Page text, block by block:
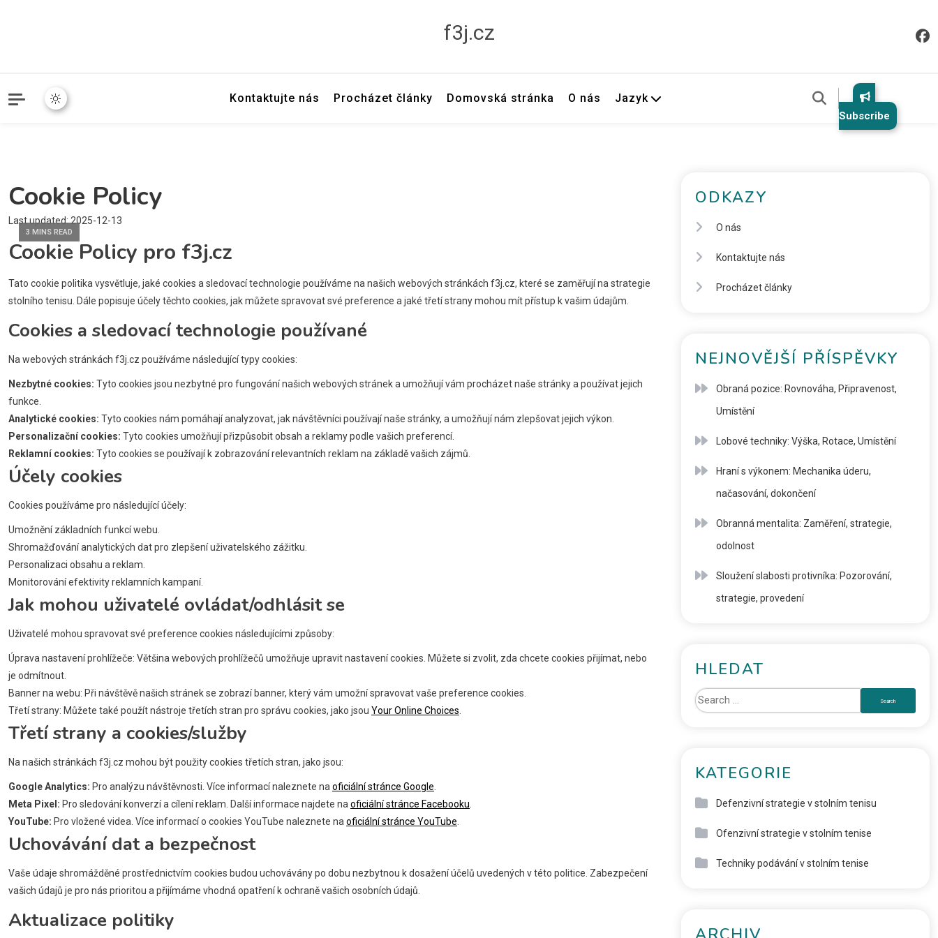
f3j.cz
Kontaktujte nás Procházet články Domovská stránka O nás Jazyk
Subscribe
Cookie Policy
3 MINS READ
Last updated: 2025-12-13
Cookie Policy pro f3j.cz
Tato cookie politika vysvětluje, jaké cookies a sledovací technologie používáme na našich webových stránkách f3j.cz, které se zaměřují na strategie
stolního tenisu. Dále popisuje účely těchto cookies, jak můžete spravovat své preference a jaké třetí strany mohou mít přístup k vašim údajům.
Cookies a sledovací technologie používané
Na webových stránkách f3j.cz používáme následující typy cookies:
Nezbytné cookies: Tyto cookies jsou nezbytné pro fungování našich webových stránek a umožňují vám procházet naše stránky a používat jejich
funkce.
Analytické cookies: Tyto cookies nám pomáhají analyzovat, jak návštěvníci používají naše stránky, a umožňují nám zlepšovat jejich výkon.
Personalizační cookies: Tyto cookies umožňují přizpůsobit obsah a reklamy podle vašich preferencí.
Reklamní cookies: Tyto cookies se používají k zobrazování relevantních reklam na základě vašich zájmů.
Účely cookies
Cookies používáme pro následující účely:
Umožnění základních funkcí webu.
Shromažďování analytických dat pro zlepšení uživatelského zážitku.
Personalizaci obsahu a reklam.
Monitorování efektivity reklamních kampaní.
Jak mohou uživatelé ovládat/odhlásit se
Uživatelé mohou spravovat své preference cookies následujícími způsoby:
Úprava nastavení prohlížeče: Většina webových prohlížečů umožňuje upravit nastavení cookies. Můžete si zvolit, zda chcete cookies přijímat, nebo
je odmítnout.
Banner na webu: Při návštěvě našich stránek se zobrazí banner, který vám umožní spravovat vaše preference cookies.
Třetí strany: Můžete také použít nástroje třetích stran pro správu cookies, jako jsou Your Online Choices
Třetí strany a cookies/služby
Na našich stránkách f3j.cz mohou být použity cookies třetích stran, jako jsou:
Google Analytics: Pro analýzu návštěvnosti. Více informací naleznete na oficiální stránce Google
Meta Pixel: Pro sledování konverzí a cílení reklam. Další informace najdete na oficiální stránce Facebooku
YouTube: Pro vložené videa. Více informací o cookies YouTube naleznete na oficiální stránce YouTube
Uchovávání dat a bezpečnost
Vaše údaje shromážděné prostřednictvím cookies budou uchovávány po dobu nezbytnou k dosažení účelů uvedených v této politice. Zabezpečení
vašich údajů je pro nás prioritou a přijímáme vhodná opatření k ochraně vašich osobních údajů.
Aktualizace politiky
ODKAZY
O nás
Kontaktujte nás
Procházet články
NEJNOVĚJŠÍ PŘÍSPĚVKY
Obraná pozice: Rovnováha, Připravenost,
Umístění
Lobové techniky: Výška, Rotace, Umístění
Hraní s výkonem: Mechanika úderu,
načasování, dokončení
Obranná mentalita: Zaměření, strategie,
odolnost
Sloužení slabosti protivníka: Pozorování,
strategie, provedení
HLEDAT
KATEGORIE
Defenzivní strategie v stolním tenisu
Ofenzivní strategie v stolním tenise
Techniky podávání v stolním tenise